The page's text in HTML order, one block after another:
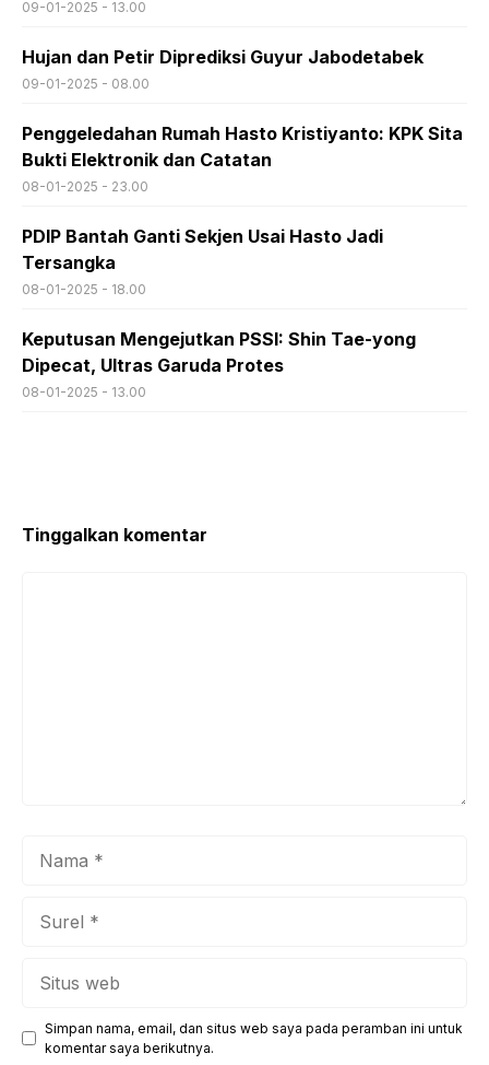
09-01-2025 - 13.00
Hujan dan Petir Diprediksi Guyur Jabodetabek
09-01-2025 - 08.00
Penggeledahan Rumah Hasto Kristiyanto: KPK Sita
Bukti Elektronik dan Catatan
08-01-2025 - 23.00
PDIP Bantah Ganti Sekjen Usai Hasto Jadi
Tersangka
08-01-2025 - 18.00
Keputusan Mengejutkan PSSI: Shin Tae-yong
Dipecat, Ultras Garuda Protes
08-01-2025 - 13.00
Tinggalkan komentar
Simpan nama, email, dan situs web saya pada peramban ini untuk
komentar saya berikutnya.